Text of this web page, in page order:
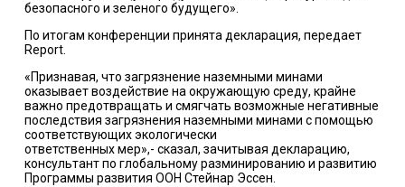
безопасного и зеленого будущего».
По итогам конференции принята декларация, передает
Report.
«Признавая, что загрязнение наземными минами
оказывает воздействие на окружающую среду, крайне
важно предотвращать и смягчать возможные негативные
последствия загрязнения наземными минами с помощью
соответствующих экологически
ответственных мер»,- сказал, зачитывая декларацию,
консультант по глобальному разминированию и развитию
Программы развития ООН Стейнар Эссен.